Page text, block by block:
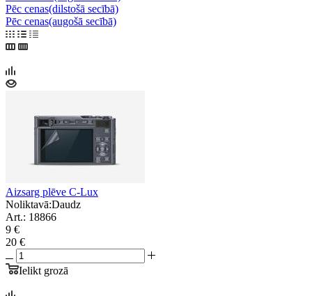
Pēc cenas(dilstošā secībā)
Pēc cenas(augošā secībā)
Aizsarg plēve C-Lux
Noliktavā:Daudz
Art.: 18866
9 €
20 €
Ielikt grozā